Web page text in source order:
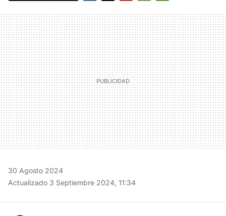
MAIL
30 Agosto 2024
Actualizado 3 Septiembre 2024, 11:34